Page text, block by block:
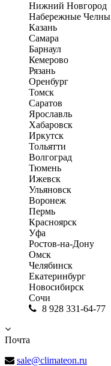
Нижний Новгород
Набережные Челны
Казань
Самара
Барнаул
Кемерово
Рязань
Оренбург
Томск
Саратов
Ярославль
Хабаровск
Иркутск
Тольятти
Волгоград
Тюмень
Ижевск
Ульяновск
Воронеж
Пермь
Красноярск
Уфа
Ростов-на-Дону
Омск
Челябинск
Екатеринбург
Новосибирск
Сочи
8 928 331-64-77
Почта
sale@climateon.ru